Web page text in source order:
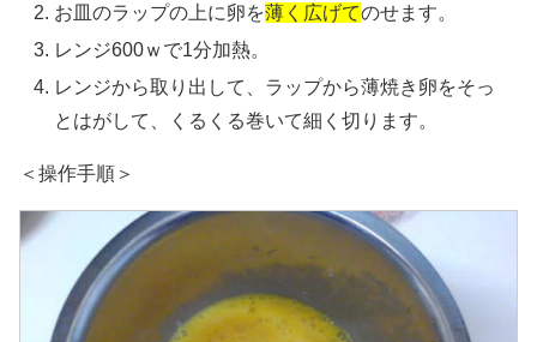
お皿のラップの上に卵を薄く広げてのせます。
レンジ600ｗで1分加熱。
レンジから取り出して、ラップから薄焼き卵をそっ
とはがして、くるくる巻いて細く切ります。
＜操作手順＞